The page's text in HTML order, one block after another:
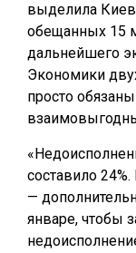
выделила
обещанных 15
дальнейшего
Экономики
просто
составило
—
январе, чтобы